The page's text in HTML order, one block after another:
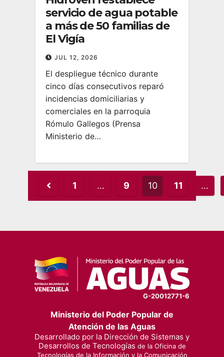
servicio de agua potable
a más de 50 familias de
El Vigía
JUL 12, 2026
El despliegue técnico durante
cinco días consecutivos reparó
incidencias domiciliarias y
comerciales en la parroquia
Rómulo Gallegos (Prensa
Ministerio de…
Posts
pagination
1 … 9 10 11 …
G-20012771-6
Ministerio del Poder Popular de
Atención de las Aguas
Desarrollado por la Dirección de Sistemas y
Desarrollos de Tecnologías de la Oficina de
Tecnologías de la Información y la Comunicación